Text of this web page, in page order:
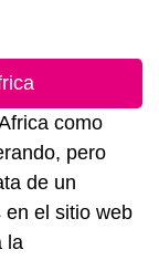
como
pero
de un
en el sitio web
la